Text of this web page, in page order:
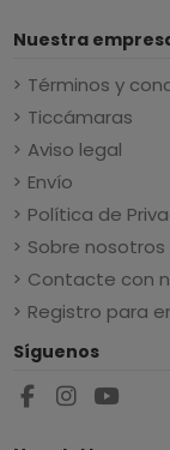
Nuestra
Términos y
Ticcámaras
Aviso legal
Envío
Política de
Sobre nosotros
Contacte con
Registro para
Síguenos